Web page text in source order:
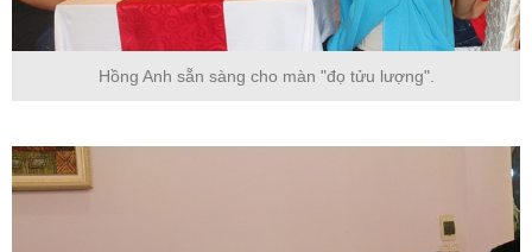
Hồng Anh sẵn sàng cho màn "đọ tửu lượng".